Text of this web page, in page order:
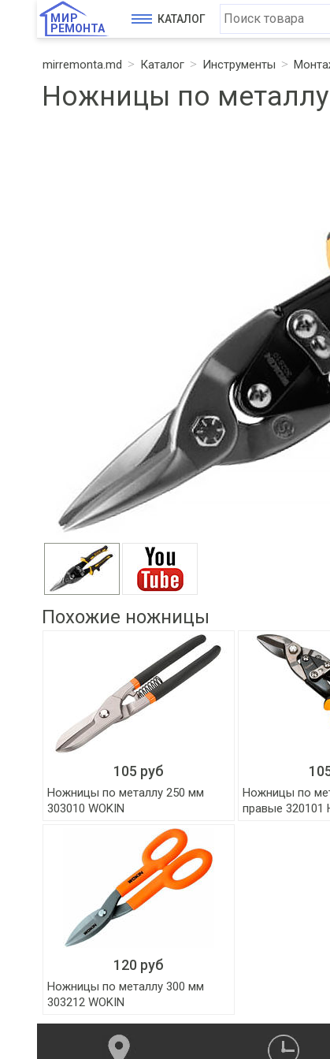
МИР
РЕМОНТА
КАТАЛОГ
mirremonta.md Каталог Инструменты
Ножницы по
Похожие ножницы
105 руб
Ножницы по металлу 250 мм
303010 WOKIN
Ножницы по
правые 320101
120 руб
Ножницы по металлу 300 мм
303212 WOKIN